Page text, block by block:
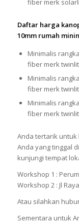
fiber merk
Daftar harga
10mm rumah
Minimalis
fiber merk
Minimalis
fiber merk
Minimalis
fiber merk
Anda tertarik untuk
Anda yang tinggal
kunjungi tempat
Workshop 1 :
Workshop 2 : Jl
Atau silahkan
Sementara untuk